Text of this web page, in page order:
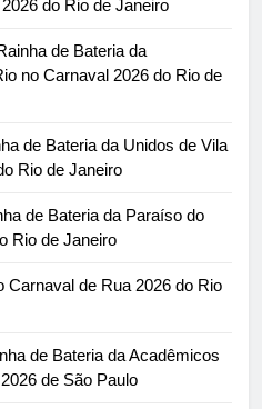
do Rio de Janeiro
de Bateria da
no Carnaval 2026 do Rio de
de Bateria da Unidos de Vila
Rio de Janeiro
de Bateria da Paraíso do
Rio de Janeiro
Carnaval de Rua 2026 do Rio
de Bateria da Acadêmicos
de São Paulo